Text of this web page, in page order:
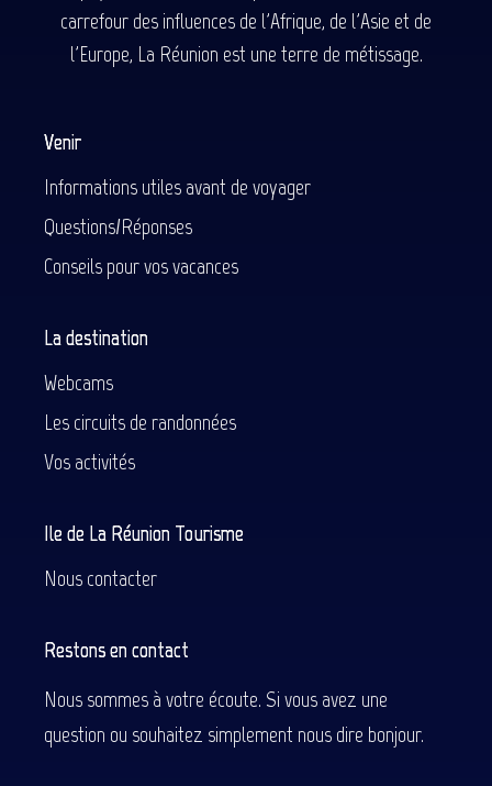
carrefour des influences de l'Afrique, de l'Asie et de
l'Europe, La Réunion est une terre de métissage.
Venir
Informations utiles avant de voyager
Questions/Réponses
Conseils pour vos vacances
La destination
Webcams
Les circuits de randonnées
Vos activités
Ile de La Réunion Tourisme
Nous contacter
Restons en contact
Nous sommes à votre écoute. Si vous avez une
question ou souhaitez simplement nous dire bonjour.